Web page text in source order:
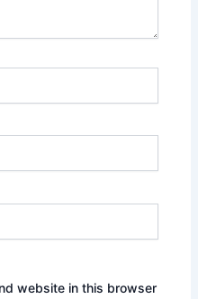
website in this browser